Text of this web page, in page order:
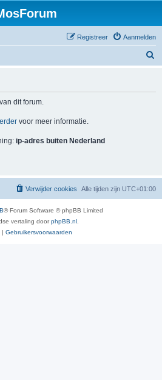
Aanmelden
Registreer
dit forum.
voor meer informatie.
ip-adres buiten Nederland
Alle tijden zijn UTC+01:00
Verwijder cookies
® Forum Software © phpBB Limited
vertaling doorphpBB.nl
| Gebruikersvoorwaarden